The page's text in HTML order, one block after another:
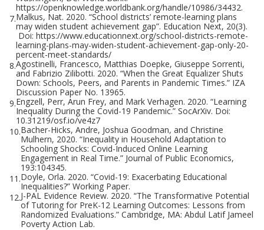
https://openknowledge.worldbank.org/handle/10986/34432.
7.Malkus, Nat. 2020. “School districts’ remote-learning plans
may widen student achievement gap”. Education Next, 20(3).
Doi: https://www.educationnext.org/school-districts-remote-
learning-plans-may-widen-student-achievement-gap-only-20-
percent-meet-standards/
8.Agostinelli, Francesco, Matthias Doepke, Giuseppe Sorrenti,
and Fabrizio Zilibotti. 2020. “When the Great Equalizer Shuts
Down: Schools, Peers, and Parents in Pandemic Times.” IZA
Discussion Paper No. 13965.
9.Engzell, Perr, Arun Frey, and Mark Verhagen. 2020. “Learning
Inequality During the Covid-19 Pandemic.” SocArXiv. Doi:
10.31219/osf.io/ve4z7
10.Bacher-Hicks, Andre, Joshua Goodman, and Christine
Mulhern, 2020. “Inequality in Household Adaptation to
Schooling Shocks: Covid-Induced Online Learning
Engagement in Real Time.” Journal of Public Economics,
193:104345.
11.Doyle, Orla. 2020. “Covid-19: Exacerbating Educational
Inequalities?” Working Paper.
12.J-PAL Evidence Review. 2020. “The Transformative Potential
of Tutoring for PreK-12 Learning Outcomes: Lessons from
Randomized Evaluations.” Cambridge, MA: Abdul Latif Jameel
Poverty Action Lab.